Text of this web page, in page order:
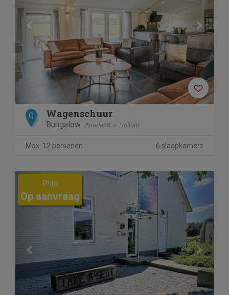
Q Wagenschuur
Bungalow Ameland Hollum
Max. 12 personen 6 slaapkamers
Previous Next
Prijs
Op aanvraag